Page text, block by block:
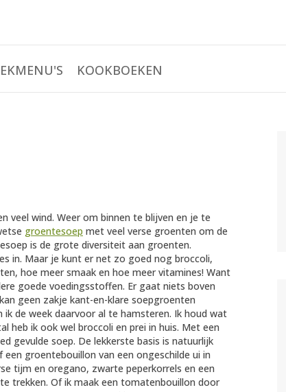
KOOKBOEKEN
veel wind. Weer om binnen te blijven en je te
groentesoep met veel verse groenten om de
is de grote diversiteit aan groenten.
in. Maar je kunt er net zo goed nog broccoli,
hoe meer smaak en hoe meer vitamines! Want
goede voedingsstoffen. Er gaat niets boven
geen zakje kant-en-klare soepgroenten
de week daarvoor al te hamsteren. Ik houd wat
heb ik ook wel broccoli en prei in huis. Met een
gevulde soep. De lekkerste basis is natuurlijk
groentebouillon van een ongeschilde ui in
tijm en oregano, zwarte peperkorrels en een
trekken. Of ik maak een tomatenbouillon door